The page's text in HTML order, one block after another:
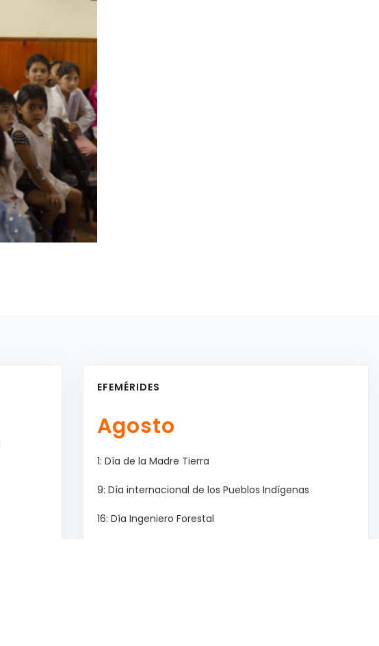
EFEMÉRIDES
Agosto
1: Día de la Madre Tierra
9: Día internacional de los Pueblos Indígenas
16: Día Ingeniero Forestal